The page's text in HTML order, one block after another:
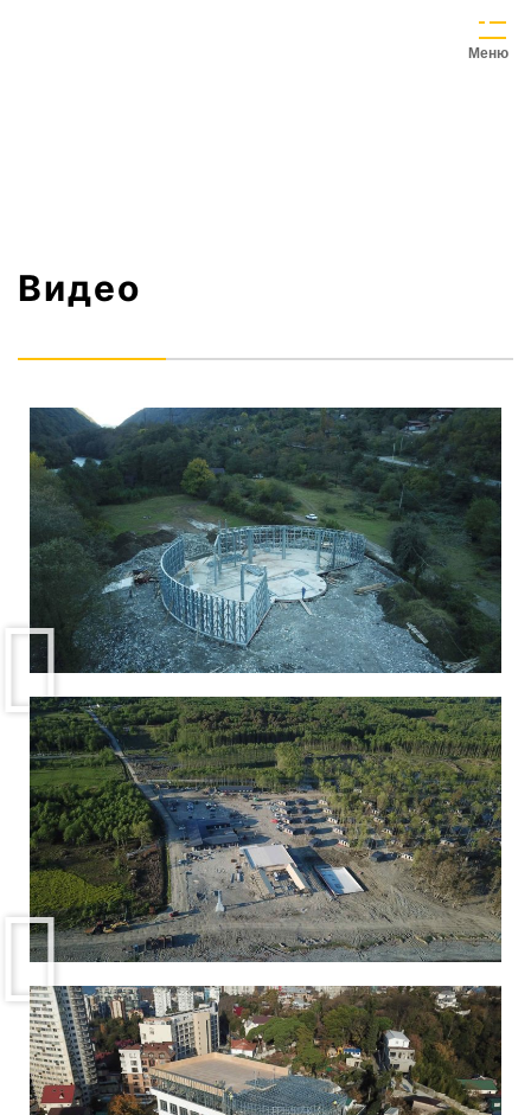
Меню
Видео